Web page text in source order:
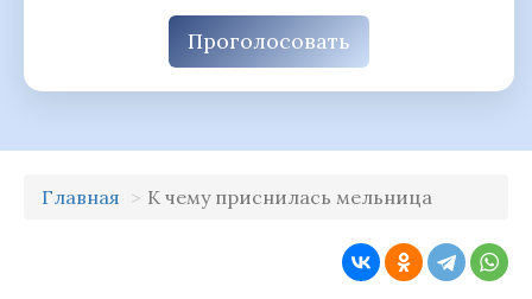
Проголосовать
Главная К чему приснилась мельница